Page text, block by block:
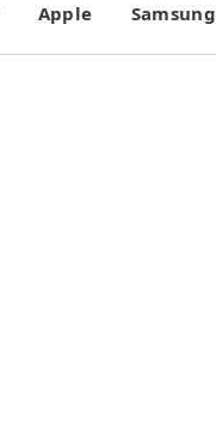
Apple Samsung